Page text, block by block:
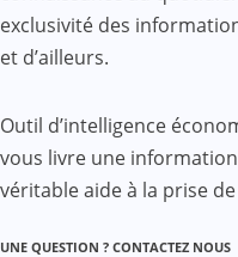
exclusivité des
et d’ailleurs.
Outil d’intelligence
vous livre une
véritable aide à la prise
UNE QUESTION ? CONTACTEZ NOUS